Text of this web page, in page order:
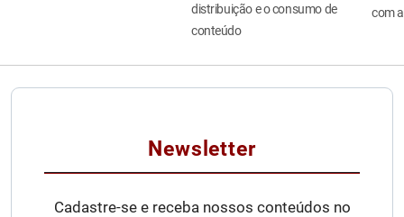
distribuição e o consumo de
conteúdo
com
Newsletter
Cadastre-se e receba nossos conteúdos no